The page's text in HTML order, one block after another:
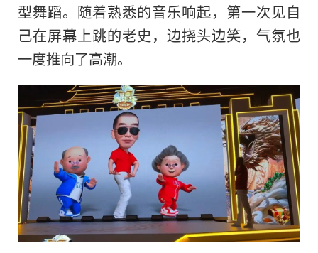
型舞蹈。随着熟悉的音乐响起，第一次见自
己在屏幕上跳的老史，边挠头边笑，气氛也
一度推向了高潮。